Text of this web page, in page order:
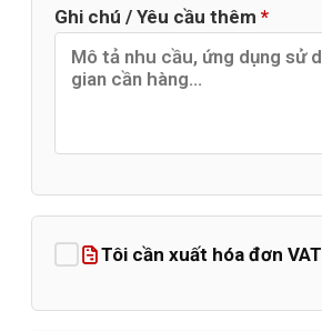
Ghi chú / Yêu cầu thêm *
Tôi cần xuất hóa đơn VAT